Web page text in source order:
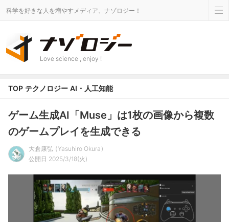
科学を好きな人を増やすメディア、ナゾロジー！
Love science , enjoy !
TOP テクノロジー AI・人工知能
ゲーム生成AI「Muse」は1枚の画像から複数
のゲームプレイを生成できる
大倉康弘
Yasuhiro Okura
公開日 2025/3/18(火)